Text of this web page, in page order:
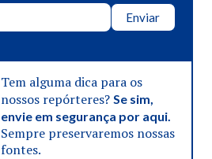
Enviar
Tem alguma dica para os
nossos repórteres? Se sim,
envie em segurança por aqui.
Sempre preservaremos nossas
fontes.